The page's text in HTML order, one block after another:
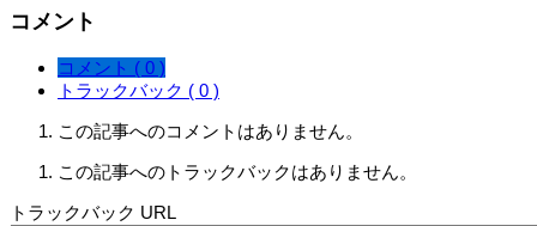
コメント
コメント ( 0 )
トラックバック ( 0 )
この記事へのコメントはありません。
この記事へのトラックバックはありません。
トラックバック URL